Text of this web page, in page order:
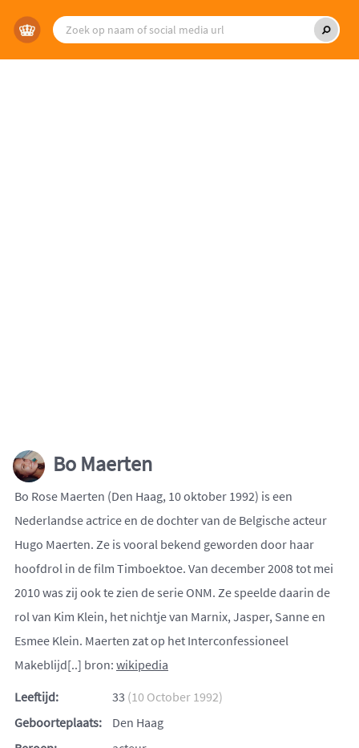
Bo Maerten
Bo Rose Maerten (Den Haag, 10 oktober 1992) is een
Nederlandse actrice en de dochter van de Belgische acteur
Hugo Maerten. Ze is vooral bekend geworden door haar
hoofdrol in de film Timboektoe. Van december 2008 tot mei
2010 was zij ook te zien de serie ONM. Ze speelde daarin de
rol van Kim Klein, het nichtje van Marnix, Jasper, Sanne en
Esmee Klein. Maerten zat op het Interconfessioneel
Makeblijd[..] bron: wikipedia
Leeftijd:
33 (10 October 1992)
Geboorteplaats:
Den Haag